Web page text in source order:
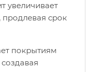
увеличивает
продлевая срок
покрытиям